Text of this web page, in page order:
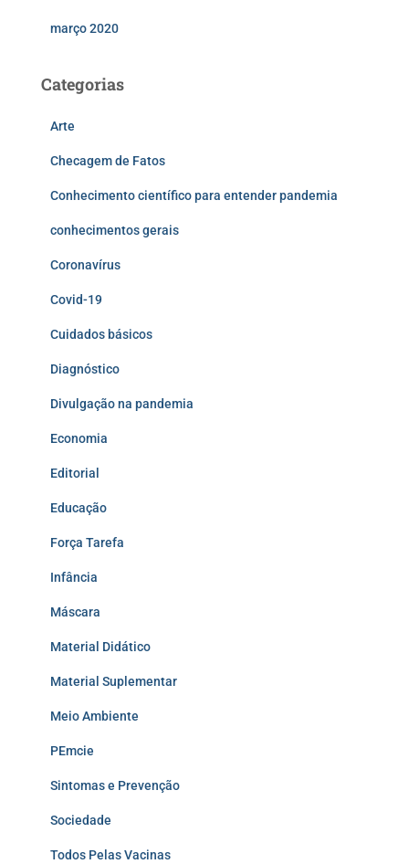
março 2020
Categorias
Arte
Checagem de Fatos
Conhecimento científico para entender pandemia
conhecimentos gerais
Coronavírus
Covid-19
Cuidados básicos
Diagnóstico
Divulgação na pandemia
Economia
Editorial
Educação
Força Tarefa
Infância
Máscara
Material Didático
Material Suplementar
Meio Ambiente
PEmcie
Sintomas e Prevenção
Sociedade
Todos Pelas Vacinas